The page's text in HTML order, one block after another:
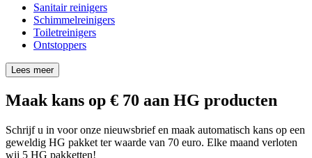
Sanitair reinigers
Schimmelreinigers
Toiletreinigers
Ontstoppers
Lees meer
Maak kans op € 70 aan HG producten
Schrijf u in voor onze nieuwsbrief en maak automatisch kans op een
geweldig HG pakket ter waarde van 70 euro. Elke maand verloten
wij 5 HG pakketten!